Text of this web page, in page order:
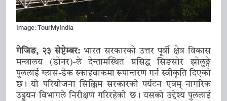
मुख्यमन्त्री प्रेमसिंह तामाङले गरे नयाँ
नितिन नवीनसँग भेट
मुख्यमन्त्री तामाङले गरे केन्द्रीय कानुन
तथा न्याय राज्यमन्त्री अर्जुन राम
मेघवालसँग नयाँ भेट
10 January 2026
Image: TourMyIndia
गेजिङ, २३ सेप्टेम्बर: भारत सरकारको उत्तर पूर्वी क्षेत्र विकास
मन्त्रालय (डोनर)-ले देन्तामस्थित प्रसिद्ध सिङसोर झोलुङ्गे
पुललाई ग्लास-डेक स्काइवाकमा रूपान्तरण गर्न स्वीकृति दिएको
छ। यो परियोजना सिक्किम सरकारको पर्यटन एवम् नागरिक
उड्डयन विभागले निरीक्षण गरिरहेको छ। यसको उद्देश्य पुललाई